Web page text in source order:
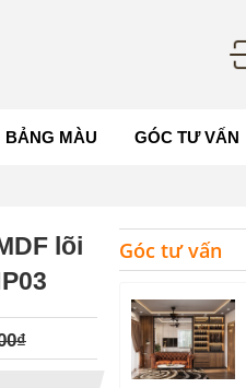
BẢNG MÀU GÓC TƯ VẤN
lõi
Góc tư vấn